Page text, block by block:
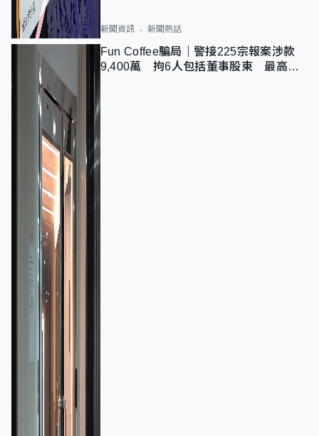
新聞資訊 新聞熱話
Fun Coffee騙局｜警接225宗報案涉款
9,400萬 拘6人包括董事股東 最高金